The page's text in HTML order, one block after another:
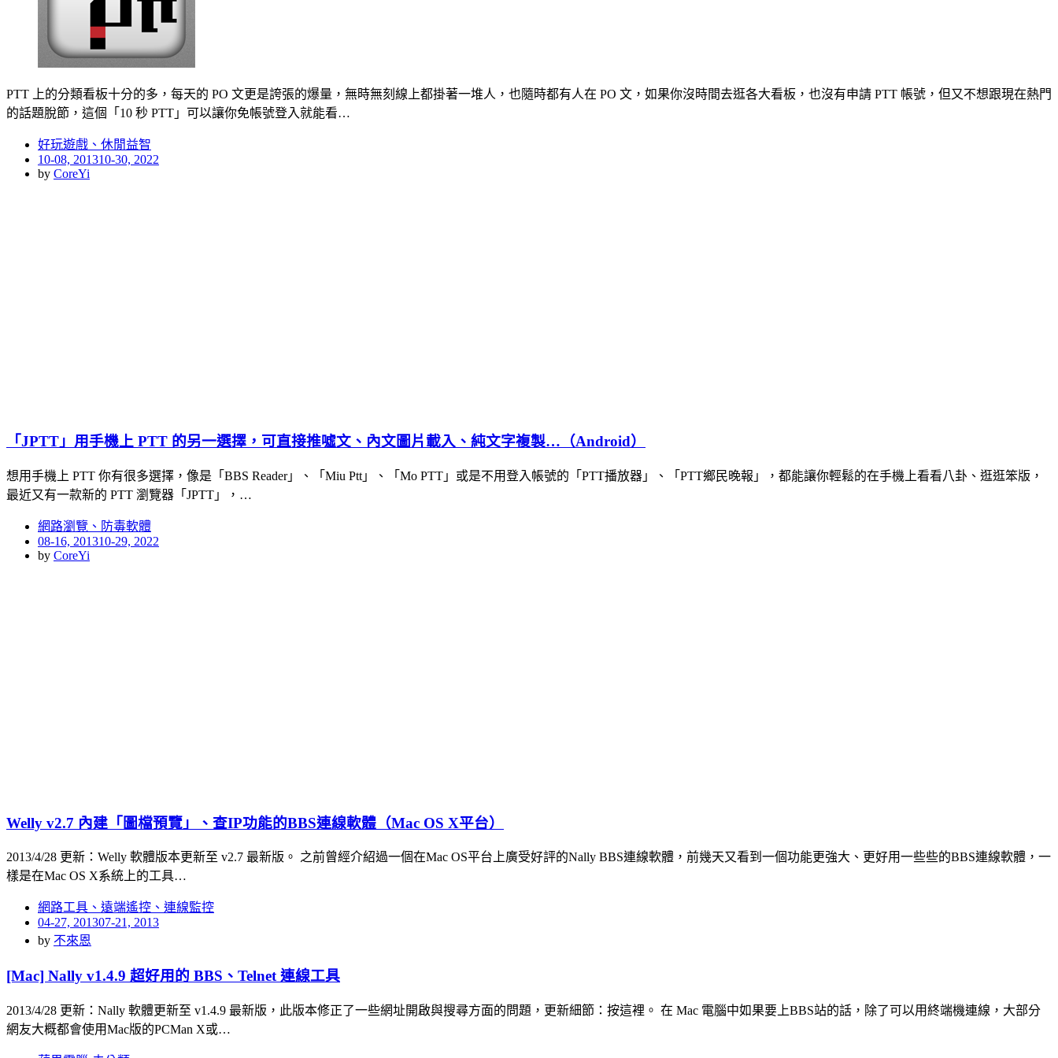
PTT 上的分類看板十分的多，每天的 PO 文更是誇張的爆量，無時無刻線上都掛著一堆人，也隨時都有人在 PO 文，如果你沒時間去逛各大看板，也沒有申請 PTT 帳號，但又不想跟現在熱門
的話題脫節，這個「10 秒 PTT」可以讓你免帳號登入就能看…
好玩遊戲、休閒益智
Posted
on
10-08, 201310-30, 2022
by CoreYi
「JPTT」用手機上 PTT 的另一選擇，可直接推噓文、內文圖片載入、純文字複製…（Android）
想用手機上 PTT 你有很多選擇，像是「BBS Reader」、「Miu Ptt」、「Mo PTT」或是不用登入帳號的「PTT播放器」、「PTT鄉民晚報」，都能讓你輕鬆的在手機上看看八卦、逛逛笨版，
最近又有一款新的 PTT 瀏覽器「JPTT」，…
網路瀏覽、防毒軟體
Posted
on
08-16, 201310-29, 2022
by CoreYi
Welly v2.7 內建「圖檔預覽」、查IP功能的BBS連線軟體（Mac OS X平台）
2013/4/28 更新：Welly 軟體版本更新至 v2.7 最新版。 之前曾經介紹過一個在Mac OS平台上廣受好評的Nally BBS連線軟體，前幾天又看到一個功能更強大、更好用一些些的BBS連線軟體，一
樣是在Mac OS X系統上的工具…
網路工具、遠端遙控、連線監控
Posted
on
04-27, 201307-21, 2013
by 不來恩
[Mac] Nally v1.4.9 超好用的 BBS、Telnet 連線工具
2013/4/28 更新：Nally 軟體更新至 v1.4.9 最新版，此版本修正了一些網址開啟與搜尋方面的問題，更新細節：按這裡。 在 Mac 電腦中如果要上BBS站的話，除了可以用終端機連線，大部分
網友大概都會使用Mac版的PCMan X或…